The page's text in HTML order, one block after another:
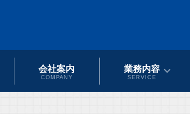
会社案内
COMPANY
業務内容
SERVICE